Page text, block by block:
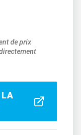
de prix
LA